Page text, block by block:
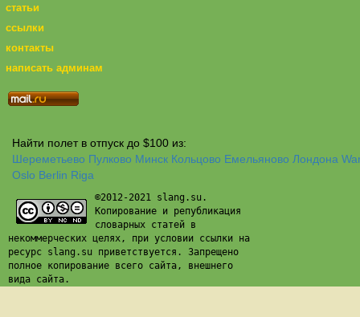
статьи
ссылки
контакты
написать админам
Найти полет в отпуск до $100 из:
Шереметьево Пулково Минск Кольцово Емельяново Лондона
Oslo Berlin Riga
©2012-2021 slang.su.
Копирование и републикация
словарных статей в
некоммерческих целях, при условии ссылки на
ресурс slang.su приветствуется. Запрещено
полное копирование всего сайта, внешнего
вида сайта.